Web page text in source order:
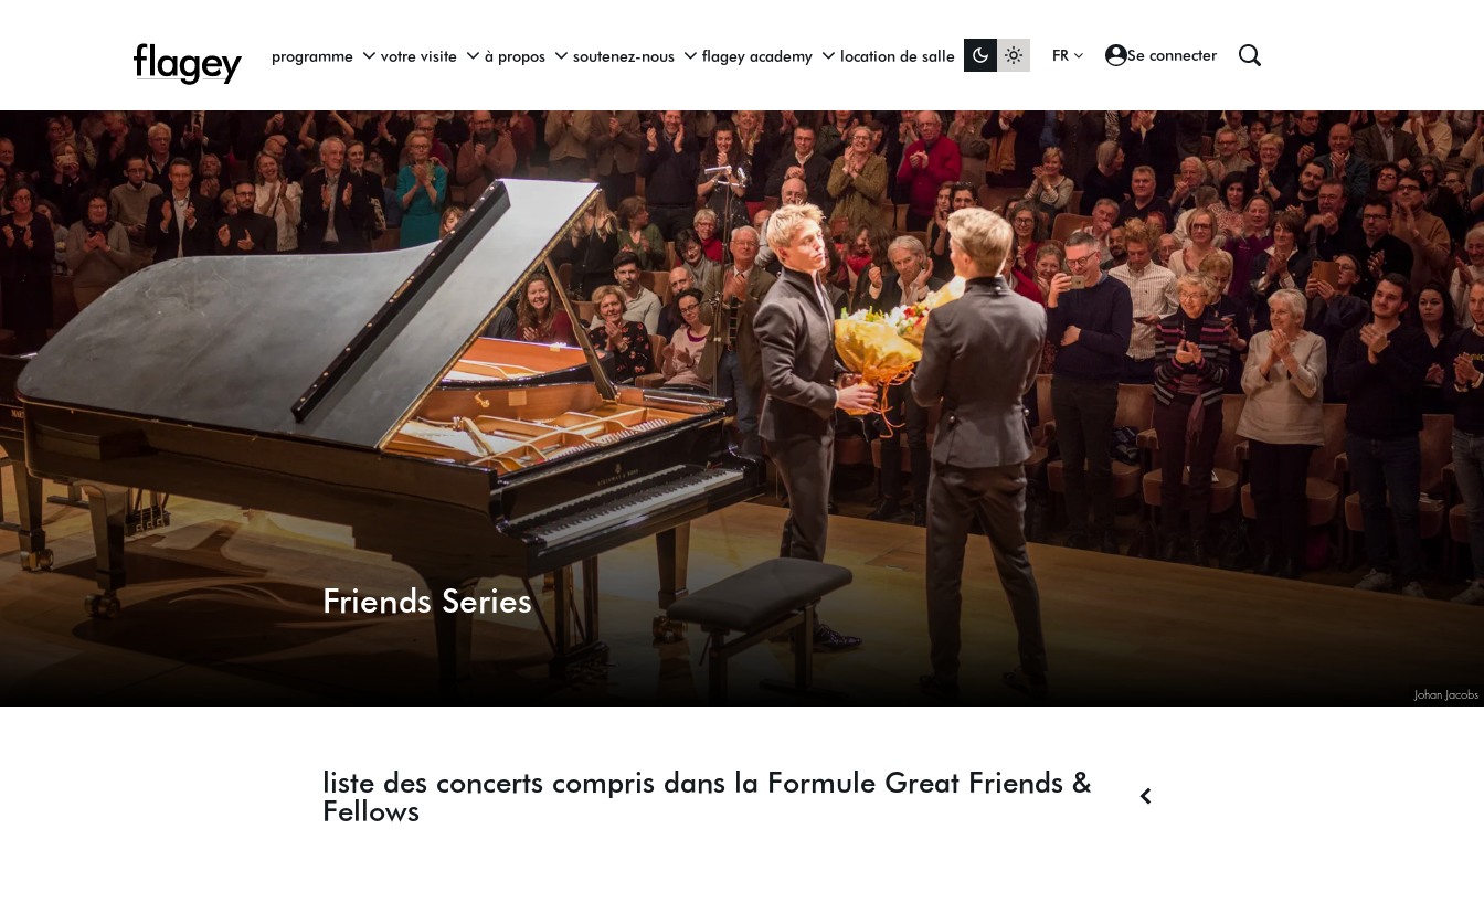
programme votre visite à propos soutenez-nous flagey academy location de salle FR Se connecter
Johan Jacobs
Friends Series
liste des concerts compris dans la Formule Great Friends &
Fellows